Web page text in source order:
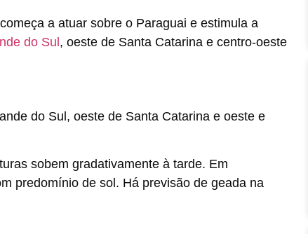
a atuar sobre o Paraguai e estimula a
do Sul, oeste de Santa Catarina e centro-oeste
do Sul, oeste de Santa Catarina e oeste e
sobem gradativamente à tarde. Em
predomínio de sol. Há previsão de geada na